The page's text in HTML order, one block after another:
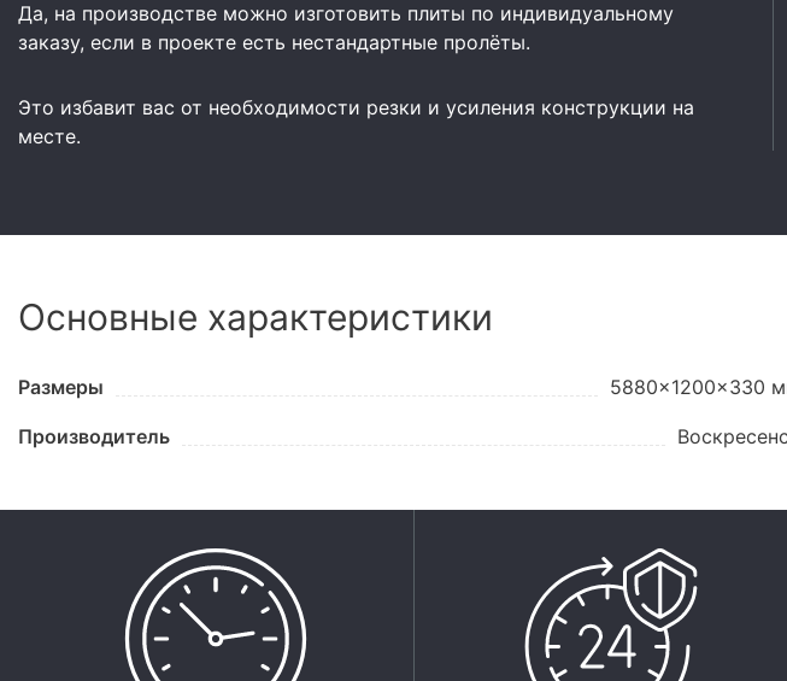
Да, на производстве можно изготовить плиты по индивидуальному
заказу, если в проекте есть нестандартные пролёты.
Это избавит вас от необходимости резки и усиления конструкции на
месте.
Основные характеристики
Размеры 5880x1200x330
Производитель